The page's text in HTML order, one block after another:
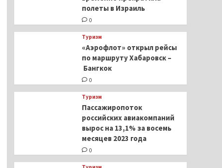
полеты в Израиль
0
Туризм
«Аэрофлот» открыл рейсы
по маршруту Хабаровск –
Бангкок
0
Туризм
Пассажиропоток
российских авиакомпаний
вырос на 13,1% за восемь
месяцев 2023 года
0